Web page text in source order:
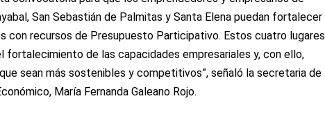
San Sebastián de Palmitas y Santa Elena puedan fortalecer
con recursos de Presupuesto Participativo. Estos cuatro lugares
fortalecimiento de las capacidades empresariales y, con ello,
sean más sostenibles y competitivos”, señaló la secretaria de
María Fernanda Galeano Rojo.